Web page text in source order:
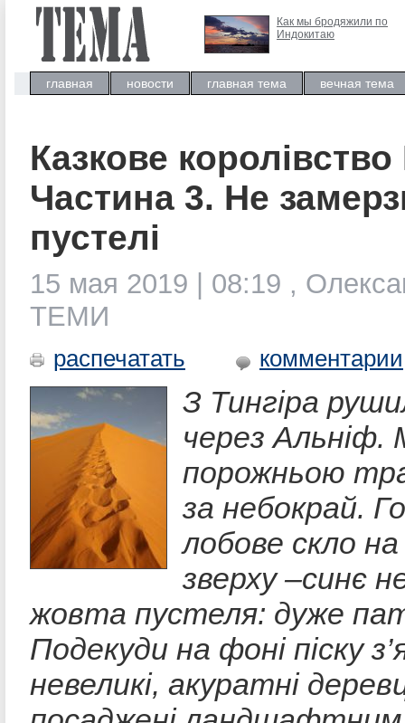
Как мы бродяжили по
Индокитаю
главная новости главная тема вечная тема
Казкове
Частина 3. Не
пустелі
15 мая 2019 | 08:19 ,
ТЕМИ
распечатать комментарии
З Тингіра
через
порожньою
за небокрай.
лобове скло
зверху –синє
жовта пустеля: дуже
Подекуди на фоні піску
невеликі, акуратні